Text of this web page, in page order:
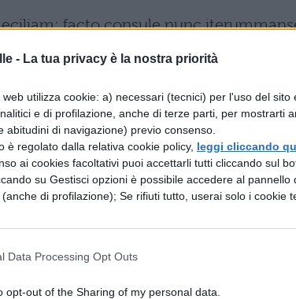
- La tua privacy è la nostra priorità
utilizza cookie: a) necessari (tecnici) per l'uso del sito
e di profilazione, anche di terze parti, per mostrarti
abitudini di navigazione) previo consenso.
è regolato dalla relativa cookie policy, leggi cliccando
ai cookies facoltativi puoi accettarli tutti cliccando sul
su Gestisci opzioni è possibile accedere al pannello
di profilazione); Se rifiuti tutto, userai solo i cookie
Data Processing Opt Outs
opt-out of the Sharing of my personal data.
facto consule nunc
fecundum
volta, due, Cinna, avevan
crebbero ognuno migliaia per